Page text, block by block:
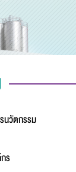
นวัตกรรม
ร